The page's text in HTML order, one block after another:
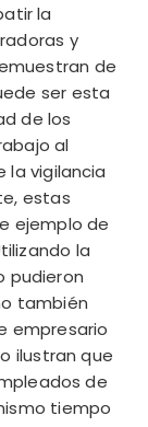
la
y
de
ser esta
de los
al
la vigilancia
estas
ejemplo de
la
pudieron
también
empresario
ilustran que
de
tiempo